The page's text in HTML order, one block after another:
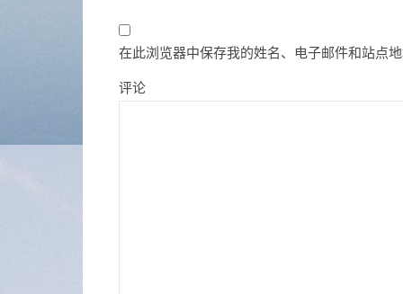
在此浏览器中保存我的姓名、电子邮件和站点
评论